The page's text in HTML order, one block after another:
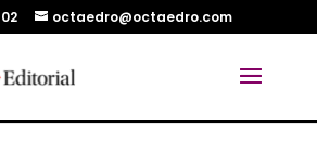
octaedro@octaedro.com